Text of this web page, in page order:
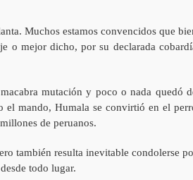
Muchos estamos convencidos que
o mejor dicho, por su declarada
mutación y poco o nada quedó
el mando, Humala se convirtió en el
de peruanos.
también resulta inevitable condolerse
todo lugar.